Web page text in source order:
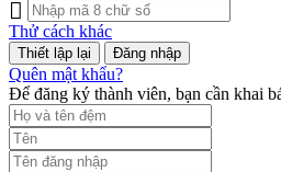
Thử cách khác
Đăng nhập
Quên mật khẩu?
Để đăng ký thành viên, bạn cần khai